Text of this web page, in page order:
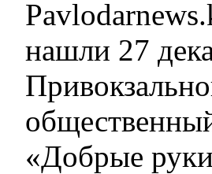
нашли 27
«Добрые